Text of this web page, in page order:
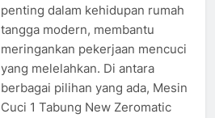
penting dalam kehidupan rumah
tangga modern, membantu
meringankan pekerjaan mencuci
yang melelahkan. Di antara
berbagai pilihan yang ada, Mesin
Cuci 1 Tabung New Zeromatic